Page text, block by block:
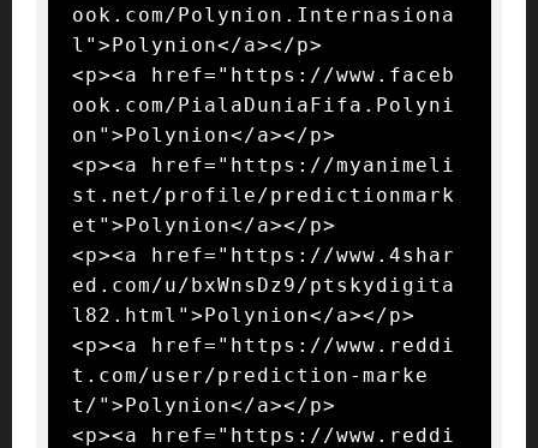
ook.com/Polynion.Internasiona
l">Polynion</a></p>
<p><a href="https://www.faceb
ook.com/PialaDuniaFifa.Polyni
on">Polynion</a></p>
<p><a href="https://myanimeli
st.net/profile/predictionmark
et">Polynion</a></p>
<p><a href="https://www.4shar
ed.com/u/bxWnsDz9/ptskydigita
l82.html">Polynion</a></p>
<p><a href="https://www.reddi
t.com/user/prediction-marke
t/">Polynion</a></p>
<p><a href="https://www.reddi